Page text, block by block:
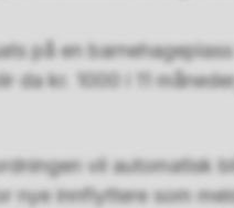
på en
da kr. 1000 i 11
vil automatisk
nye innflyttere som